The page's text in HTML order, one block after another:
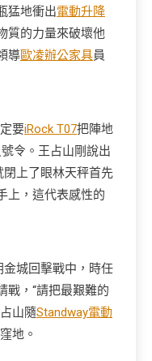
猛地衝出電動升降
質的力量來破壞他
導歐凌辦公家具員
要iRock T07把陣地
令。王占山剛說出
閉上了眼林天秤首先
上，這代表感性的
城回擊戰中，時任
戰，“請把最艱難的
山隨Standway電動
地。